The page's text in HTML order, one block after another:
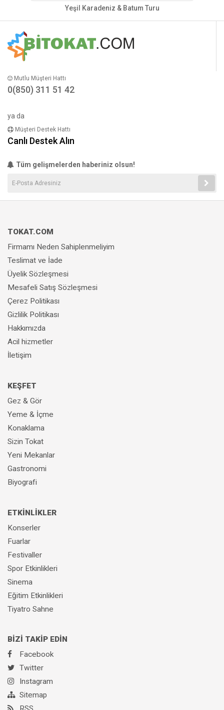
Yeşil Karadeniz & Batum Turu
Mutlu Müşteri Hattı
0(850) 311 51 42
ya da
Müşteri Destek Hattı
Canlı Destek Alın
Tüm gelişmelerden haberiniz olsun!
TOKAT.COM
Firmamı Neden Sahiplenmeliyim
Teslimat ve İade
Üyelik Sözleşmesi
Mesafeli Satış Sözleşmesi
Çerez Politikası
Gizlilik Politikası
Hakkımızda
Acil hizmetler
İletişim
KEŞFET
Gez & Gör
Yeme & İçme
Konaklama
Sizin Tokat
Yeni Mekanlar
Gastronomi
Biyografi
ETKİNLİKLER
Konserler
Fuarlar
Festivaller
Spor Etkinlikleri
Sinema
Eğitim Etkinlikleri
Tiyatro Sahne
BİZİ TAKİP EDİN
Facebook
Twitter
Instagram
Sitemap